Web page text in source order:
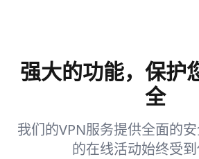
强大的功能，保护
全
我们的VPN服务提供全面的
的在线活动始终受到